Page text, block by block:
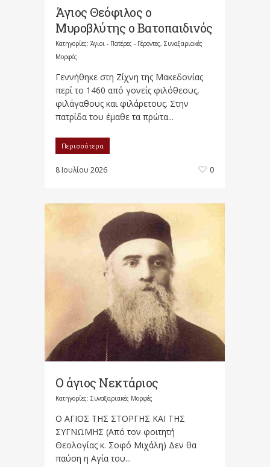
Άγιος Θεόφιλος ο
Μυροβλύτης ο Βατοπαιδινός
Κατηγορίες: Άγιοι - Πατέρες - Γέροντες, Συναξαριακές
Μορφές
Γεννήθηκε στη Ζίχνη της Μακεδονίας
περί το 1460 από γονείς φιλόθεους,
φιλάγαθους και φιλάρετους. Στην
πατρίδα του έμαθε τα πρώτα...
Περισσότερα
8 Ιουλίου 2026 0
Ο άγιος Νεκτάριος
Κατηγορίες: Συναξαριακές Μορφές
Ο ΑΓΙΟΣ ΤΗΣ ΣΤΟΡΓΗΣ ΚΑΙ ΤΗΣ
ΣΥΓΝΩΜΗΣ (Από τον φοιτητή
Θεολογίας κ. Σοφό Μιχάλη) Δεν θα
παύση η Αγία του...